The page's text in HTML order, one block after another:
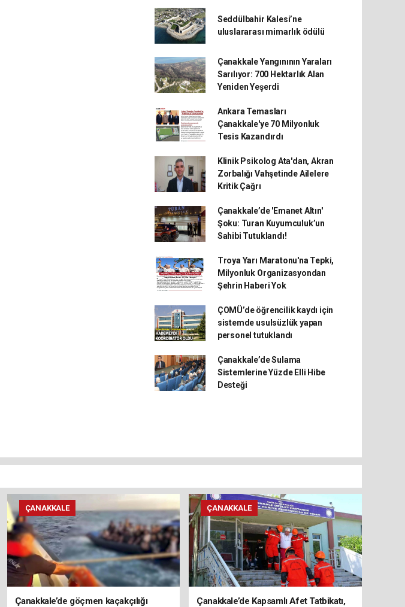
Seddülbahir Kalesi’ne
uluslararası mimarlık ödülü
Çanakkale Yangınının Yaraları
Sarılıyor: 700 Hektarlık Alan
Yeniden Yeşerdi
Ankara Temasları
Çanakkale'ye 70 Milyonluk
Tesis Kazandırdı
Klinik Psikolog Ata'dan, Akran
Zorbalığı Vahşetinde Ailelere
Kritik Çağrı
Çanakkale’de 'Emanet Altın'
Şoku: Turan Kuyumculuk’un
Sahibi Tutuklandı!
Troya Yarı Maratonu'na Tepki,
Milyonluk Organizasyondan
Şehrin Haberi Yok
ÇOMÜ’de öğrencilik kaydı için
sistemde usulsüzlük yapan
personel tutuklandı
Çanakkale’de Sulama
Sistemlerine Yüzde Elli Hibe
Desteği
ÇANAKKALE
Çanakkale’de göçmen kaçakçılığı
ÇANAKKALE
Çanakkale’de Kapsamlı Afet Tatbikatı,